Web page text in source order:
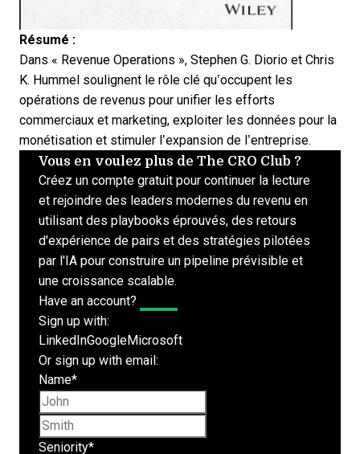
Résumé :
Dans « Revenue Operations », Stephen G. Diorio et Chris
K. Hummel soulignent le rôle clé qu’occupent les
opérations de revenus pour unifier les efforts
commerciaux et marketing, exploiter les données pour la
monétisation et stimuler l’expansion de l’entreprise.
Vous en voulez plus de The CRO Club ?
Créez un compte gratuit pour continuer la lecture
et rejoindre des leaders modernes du revenu en
utilisant des playbooks éprouvés, des retours
d'expérience de pairs et des stratégies pilotées
par l'IA pour construire un pipeline prévisible et
une croissance scalable.
Have an account?
Sign up with:
LinkedInGoogleMicrosoft
Or sign up with email:
Name*
Seniority*